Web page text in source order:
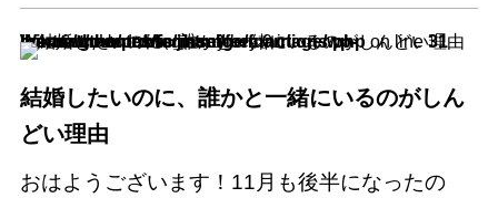
Warning: Undefined array key 0 in
/home/theoutrows/jinsei-mikata.com/public_html/formarriage/wp-content/themes/formarrige/functions.phpon line31
結婚したいのに、誰かと一緒にいるのがしん
どい理由
おはようございます！11月も後半になったの